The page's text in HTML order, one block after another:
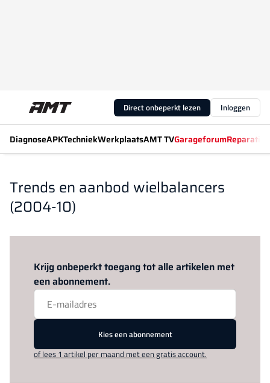
Direct onbeperkt lezen Inloggen
DiagnoseAPKTechniekWerkplaatsAMT TVGarageforum
Trends en aanbod wielbalancers
(2004-10)
Krijg onbeperkt toegang tot alle artikelen met
een abonnement.
Kies een abonnement
of lees 1 artikel per maand met een gratis account.